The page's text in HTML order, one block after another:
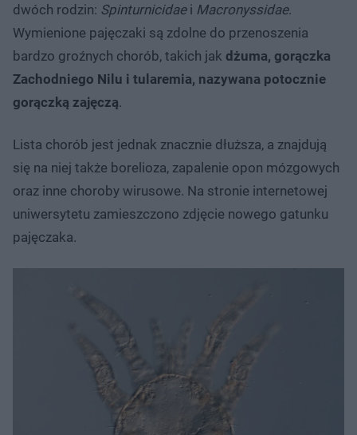
dwóch rodzin: Spinturnicidaei Macronyssidae.
Wymienione pajęczaki są zdolne do przenoszenia
bardzo groźnych chorób, takich jak dżuma, gorączka
Zachodniego Nilu i tularemia, nazywana potocznie
gorączką zajęczą.
Lista chorób jest jednak znacznie dłuższa, a znajdują
się na niej także borelioza, zapalenie opon mózgowych
oraz inne choroby wirusowe. Na stronie internetowej
uniwersytetu zamieszczono zdjęcie nowego gatunku
pajęczaka.